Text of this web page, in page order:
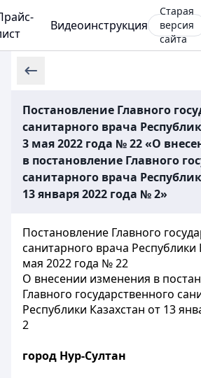
Видеоинструкция
Старая
версия
сайта
Постановление Главного
санитарного врача
3 мая 2022 года № 22 «О
в постановление Главного
санитарного врача
13 января 2022 года № 2»
Постановление Главного
санитарного врача Республики
мая 2022 года № 22
О внесении изменения в
Главного государственного
Республики Казахстан от 13
2
город Нур-Султан